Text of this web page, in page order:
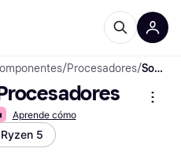
/Procesadores/ Socket AMD AM4 Procesadores
Aprende cómo
Ryzen 5